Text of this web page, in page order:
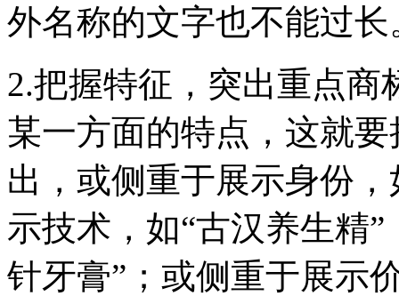
外名称的文字也不能过长
2.把握特征，突出重点
某一方面的特点，这就
出，或侧重于展示身份
示技术，如“古汉养生精
针牙膏”；或侧重于展示